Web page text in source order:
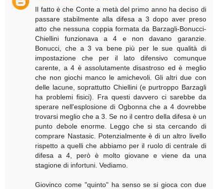
Il fatto è che Conte a metà del primo anno ha deciso di
passare stabilmente alla difesa a 3 dopo aver preso
atto che nessuna coppia formata da Barzagli-Bonucci-
Chiellini funzionava a 4 e non davano garanzie.
Bonucci, che a 3 va bene più per le sue qualità di
impostazione che per il lato difensivo comunque
carente, a 4 è assolutamente disastroso ed è meglio
che non giochi manco le amichevoli. Gli altri due con
delle lacune, soprattutto Chiellini (e purtroppo Barzagli
ha problemi fisici). Fra questi davvero ci sarebbe da
sperare nell'esplosione di Ogbonna che a 4 dovrebbe
trovarsi meglio che a 3. Se no il centro della difesa è un
punto debole enorme. Leggo che si sta cercando di
comprare Nastasic. Potenzialmente è di un altro livello
rispetto a quelli che abbiamo per il ruolo di centrale di
difesa a 4, però è molto giovane e viene da una
stagione di infortuni. Vediamo.
Giovinco come "quinto" ha senso se si gioca con due